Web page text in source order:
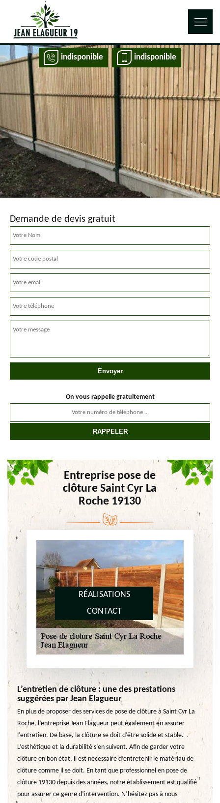
indisponible indisponible
RÉALISATIONS
CONTACT
Demande de devis gratuit
On vous rappelle gratuitement
Entreprise pose de
clôture Saint Cyr La
Roche 19130
L’entretien de clôture : une des prestations
suggérées par Jean Elagueur
En plus de proposer des services de pose de clôture à Saint Cyr La
Roche, l’entreprise Jean Elagueur peut également en assurer
l’entretien. De base, la clôture se doit d’être solide et stable.
L’esthétique et la durabilité s’en suivent. Afin de garder votre
clôture en bon état, il est nécessaire d’entretenir le matériau de
clôture comme il se doit. En tant que professionnel en pose de
clôture 19130 depuis des années, notre établissement est qualifié
pour assurer ce genre d’intervention. N’hésitez pas à nous